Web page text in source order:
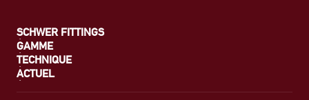
SCHWER FITTINGS
GAMME
TECHNIQUE
ACTUEL